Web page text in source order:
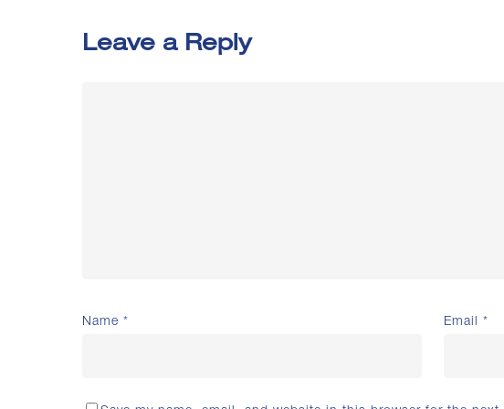
Leave a Reply
Name * Email *